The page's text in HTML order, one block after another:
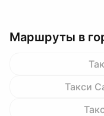
Маршруты в
Такси